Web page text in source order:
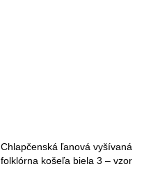
Chlapčenská ľanová vyšívaná
folklórna košeľa biela 3 – vzor